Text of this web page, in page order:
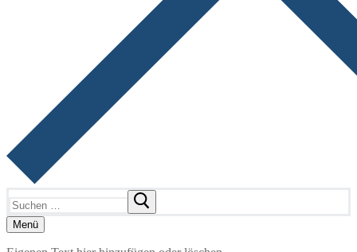
nach:
Menü